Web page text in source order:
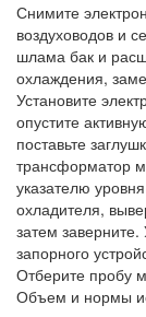
Снимите
воздуховодов и
шлама бак и
охлаждения,
Установите
опустите
поставьте
трансформатор
указателю
охладителя,
затем
запорного
Отберите пробу
Объем и нормы